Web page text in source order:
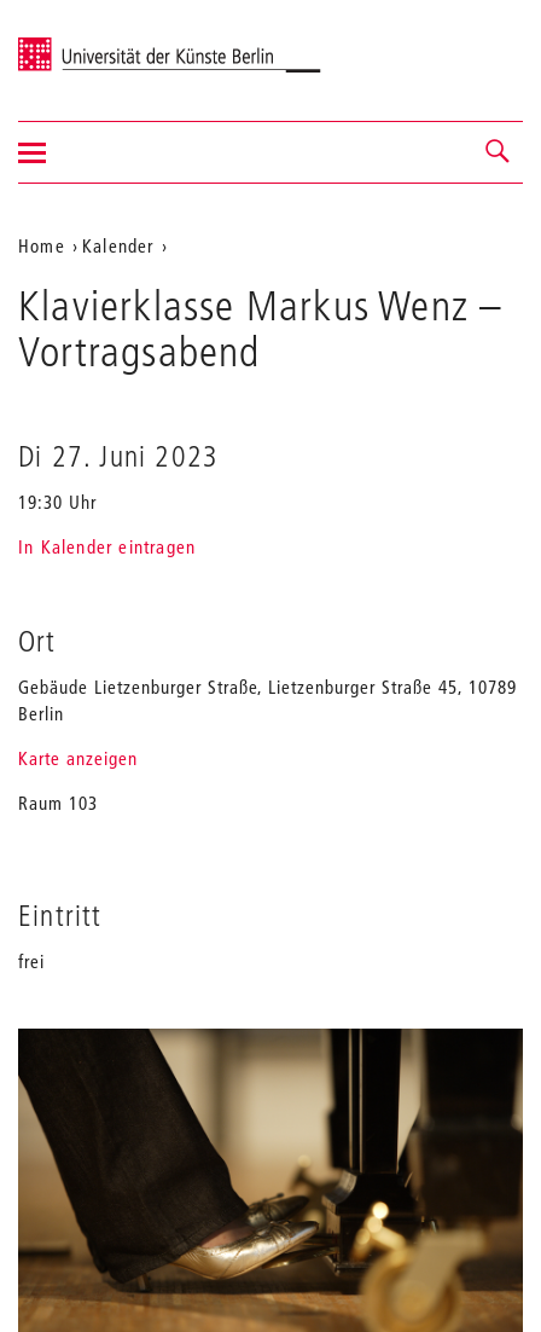
Universität der Künste Berlin
Navigation &
Suche
Navigation
ein-/ausblenden
Aktuelle
Position
auf
der
Home
Kalender
Wenz
Klavierklasse Markus Wenz –
Vortragsabend
Di 27. Juni 2023
19:30 Uhr
In Kalender eintragen
Ort
Gebäude Lietzenburger Straße, Lietzenburger Straße 45, 10789
Berlin
Karte anzeigen
Raum 103
Eintritt
frei